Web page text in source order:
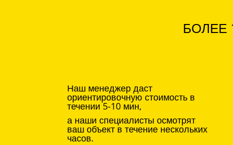
БОЛЕЕ
Наш менеджер даст
ориентировочную стоимость в
течении 5-10 мин,
а наши специалисты осмотрят
ваш объект в течение нескольких
часов.